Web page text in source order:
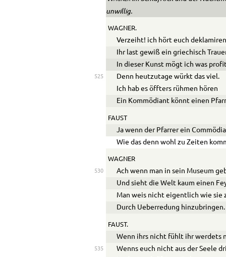
unwillig.
WAGNER.
Verzeiht! ich hört euch
Ihr last gewiß ein griechisch
In dieser Kunst mögt ich was
525
Denn heutzutage würkt das viel.
Ich hab es öffters rühmen hören
Ein Kommödiant könnt einen
FAUST
Ja wenn der Pfarrer ein
Wie das denn wohl zu Zeiten
WAGNER
530
Ach wenn man in sein Museum
Und sieht die Welt kaum einen
Man weis nicht eigentlich wie sie
Durch Ue berredung hinzubringen.
FAUST.
Wenn ihrs nicht fühlt ihr werdets
535
Wenns euch nicht aus der Seele